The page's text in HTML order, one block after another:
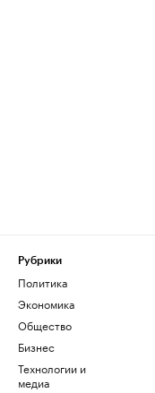
Рубрики
Политика
Экономика
Общество
Бизнес
Технологии и
медиа